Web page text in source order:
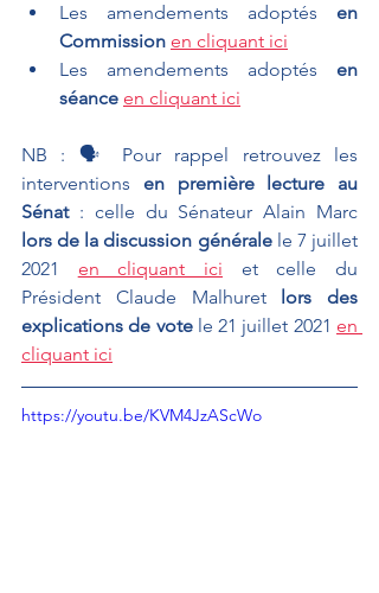
Les amendements adoptés en
Commission en cliquant ici
Les amendements adoptés en
séance en cliquant ici
NB : 🗣 Pour rappel retrouvez les
interventions en première lecture au
Sénat
lors de la discussion générale le 7 juillet
2021 en cliquant ici
et celle du
Président Claude Malhuret lors des
explications de vote le 21 juillet 2021 en
cliquant ici
https://youtu.be/KVM4JzAScWo